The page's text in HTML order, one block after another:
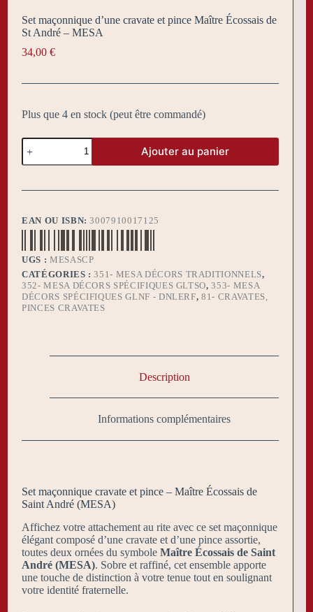
Set maçonnique d’une cravate et pince Maître Écossais de
St André – MESA
34,00 €
Plus que 4 en stock (peut être commandé)
quantité
de
Set
d'une
pince
Écossais
de
St
André
-
MESA
Ajouter au panier
EAN OU ISBN:3007910017125
UGS : MESASCP
CATÉGORIES :351- MESA DÉCORS TRADITIONNELS,
352- MESA DÉCORS SPÉCIFIQUES GLTSO,353- MESA
DÉCORS SPÉCIFIQUES GLNF - DNLERF,81- CRAVATES,
PINCES CRAVATES
Description
Informations complémentaires
Set maçonnique cravate et pince – Maître Écossais de
Saint André (MESA)
Affichez votre attachement au rite avec ce set maçonnique
élégant composé d’une cravate et d’une pince assortie,
toutes deux ornées du symbole Maître Écossais de Saint
André (MESA). Sobre et raffiné, cet ensemble apporte
une touche de distinction à votre tenue tout en soulignant
votre identité fraternelle.